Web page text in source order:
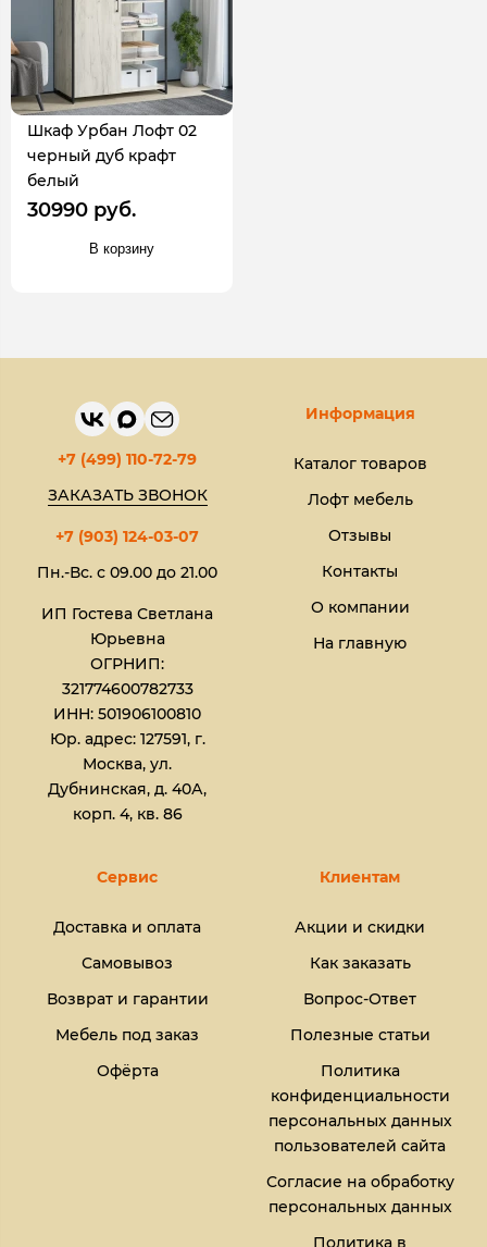
Шкаф Урбан Лофт 02
черный дуб крафт
белый
30990 руб.
В корзину
+7 (499) 110-72-79
ЗАКАЗАТЬ ЗВОНОК
+7 (903) 124-03-07
Пн.-Вс. с 09.00 до 21.00
ИП Гостева Светлана
Юрьевна​
ОГРНИП:
321774600782733
ИНН: 501906100810
Юр. адрес: 127591, г.
Москва, ул.
Дубнинская, д. 40А,
корп. 4, кв. 86
Информация
Каталог товаров
Лофт мебель
Отзывы
Контакты
О компании
На главную
Сервис
Доставка и оплата
Самовывоз
Возврат и гарантии
Мебель под заказ
Офёрта
Клиентам
Акции и скидки
Как заказать
Вопрос-Ответ
Полезные статьи
Политика
конфиденциальности
персональных данных
пользователей сайта
Согласие на обработку
персональных данных